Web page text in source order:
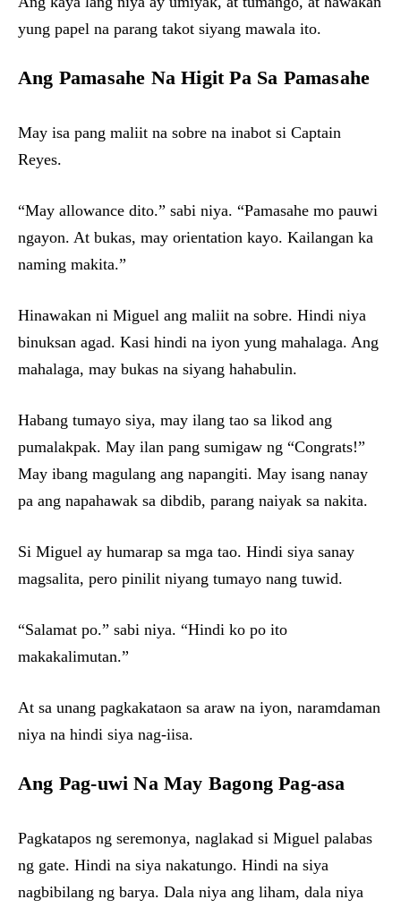
yung papel na parang takot siyang mawala ito.
Ang Pamasahe Na Higit Pa Sa Pamasahe
May isa pang maliit na sobre na inabot si Captain
Reyes.
“May allowance dito.” sabi niya. “Pamasahe mo pauwi
ngayon. At bukas, may orientation kayo. Kailangan ka
naming makita.”
Hinawakan ni Miguel ang maliit na sobre. Hindi niya
binuksan agad. Kasi hindi na iyon yung mahalaga. Ang
mahalaga, may bukas na siyang hahabulin.
Habang tumayo siya, may ilang tao sa likod ang
pumalakpak. May ilan pang sumigaw ng “Congrats!”
May ibang magulang ang napangiti. May isang nanay
pa ang napahawak sa dibdib, parang naiyak sa nakita.
Si Miguel ay humarap sa mga tao. Hindi siya sanay
magsalita, pero pinilit niyang tumayo nang tuwid.
“Salamat po.” sabi niya. “Hindi ko po ito
makakalimutan.”
At sa unang pagkakataon sa araw na iyon, naramdaman
niya na hindi siya nag-iisa.
Ang Pag-uwi Na May Bagong Pag-asa
Pagkatapos ng seremonya, naglakad si Miguel palabas
ng gate. Hindi na siya nakatungo. Hindi na siya
nagbibilang ng barya. Dala niya ang liham, dala niya